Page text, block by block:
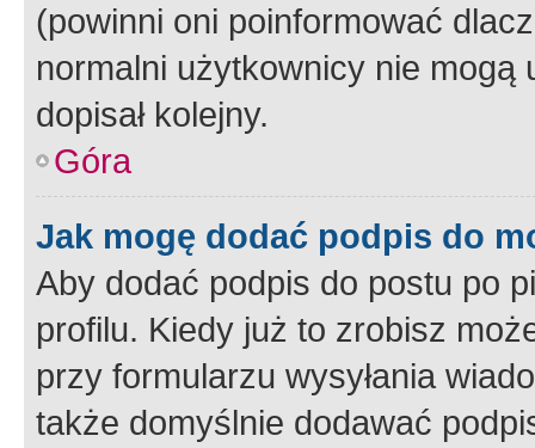
(powinni oni poinformować
normalni użytkownicy nie
dopisał kolejny.
Góra
Jak mogę dodać podpis do
Aby dodać podpis do postu po
profilu. Kiedy już to zrobisz
przy formularzu wysyłania
także domyślnie dodawać